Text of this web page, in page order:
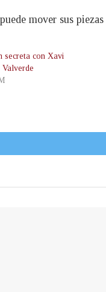
mover sus
secreta con Xavi